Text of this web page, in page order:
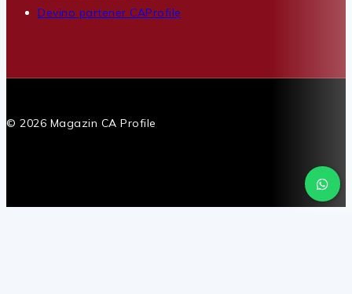
Devino partener CAProfile
© 2026 Magazin CA Profile